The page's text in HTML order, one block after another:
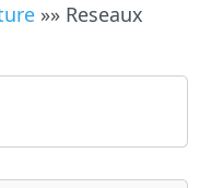
»» Reseaux